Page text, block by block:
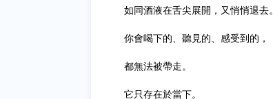
如同酒液在舌尖展開，又悄悄退去。
你會喝下的、聽見的、感受到的，
都無法被帶走。
它只存在於當下。